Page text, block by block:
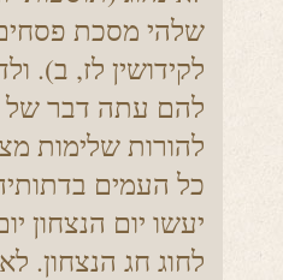
שלהי מסכת
לקידושין לז, ב).
להם עתה דבר של
להורות שלימות
כל העמים
יעשו יום הנצחון
לחוג חג הנצחון.